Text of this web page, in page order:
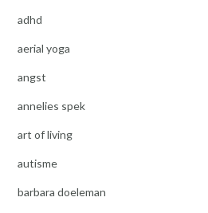
adhd
aerial yoga
angst
annelies spek
art of living
autisme
barbara doeleman